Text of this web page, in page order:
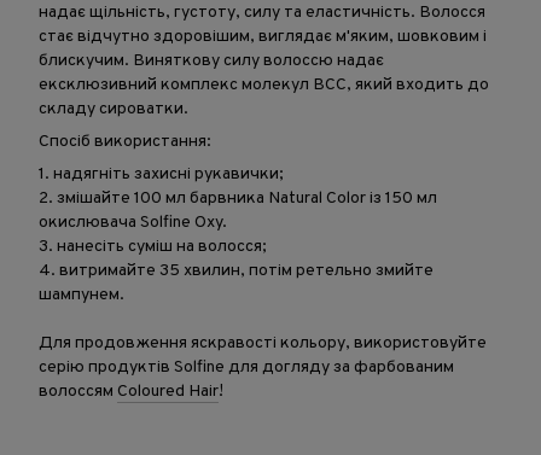
надає щільність, густоту, силу та еластичність. Волосся
стає відчутно здоровішим, виглядає м'яким, шовковим і
блискучим. Виняткову силу волоссю надає
ексклюзивний комплекс молекул BCC, який входить до
складу сироватки.
Спосіб використання:
1. надягніть захисні рукавички;
2. змішайте 100 мл барвника Natural Color із 150 мл
окислювача Solfine Oxy.
3. нанесіть суміш на волосся;
4. витримайте 35 хвилин, потім ретельно змийте
шампунем.
Для продовження яскравості кольору, використовуйте
серію продуктів Solfine для догляду за фарбованим
волоссям Coloured Hair!